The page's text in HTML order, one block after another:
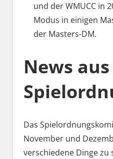
und der WMUCC in
Modus in einigen
der Masters-DM.
News
Das
November und
verschiedene Dinge zu